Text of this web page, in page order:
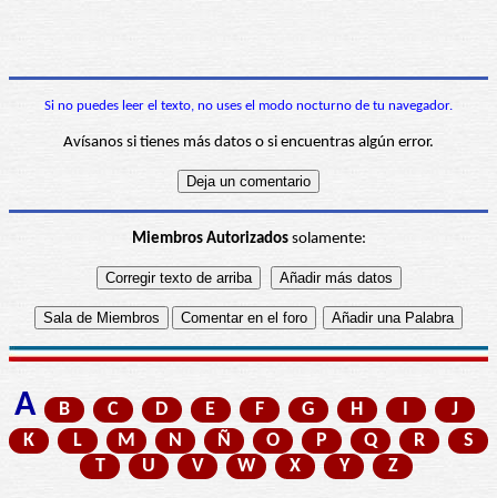
Si no puedes leer el texto, no uses el modo nocturno de tu navegador.
Avísanos si tienes más datos o si encuentras algún error.
Miembros Autorizadossolamente:
A B C D E F G H I
J
K
L M N Ñ O P Q R
S
T
U V W X Y Z